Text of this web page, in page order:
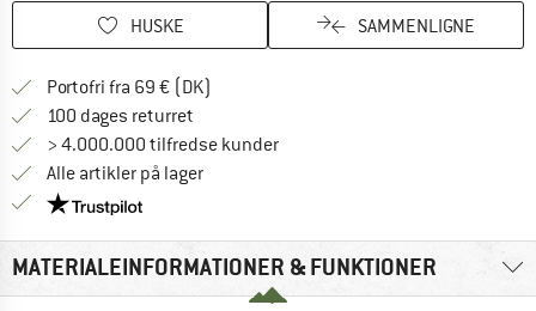
HUSKE SAMMENLIGNE
Portofri fra 69 € (DK)
100 dages returret
> 4.000.000 tilfredse kunder
Alle artikler på lager
Vi er Trustpilot-certificeret - oplysningerne får du
MATERIALEINFORMATIONER & FUNKTIONER